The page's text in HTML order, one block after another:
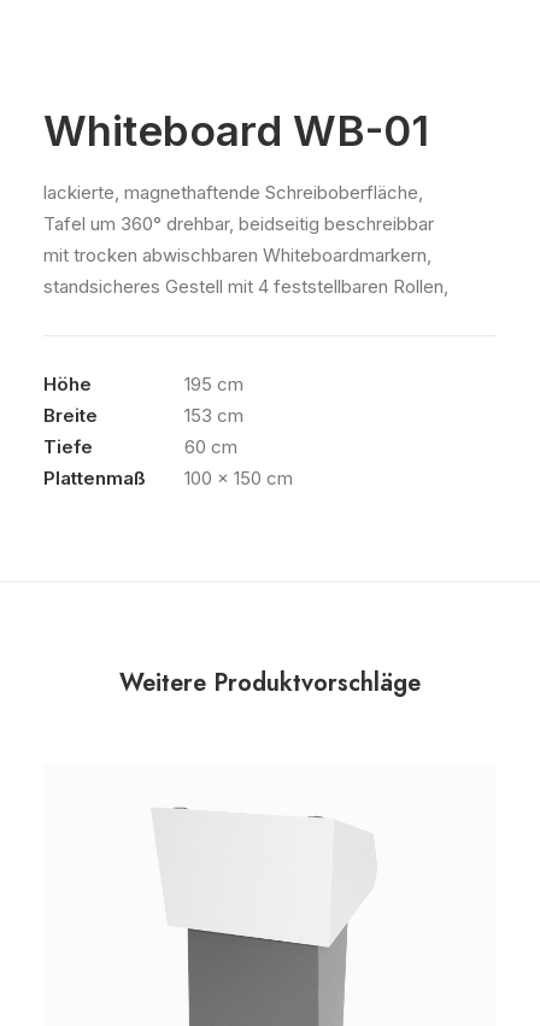
Whiteboard WB-01
lackierte, magnethaftende Schreiboberfläche,
Tafel um 360° drehbar, beidseitig beschreibbar
mit trocken abwischbaren Whiteboardmarkern,
standsicheres Gestell mit 4 feststellbaren Rollen,
Höhe
195 cm
Breite
153 cm
Tiefe
60 cm
Plattenmaß
100 x 150 cm
Weitere Produktvorschläge